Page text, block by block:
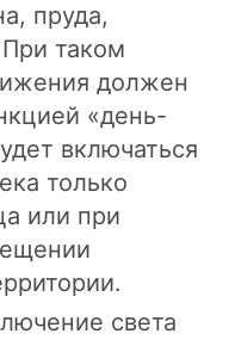
пруда,
таком
должен
«день-
включаться
только
или при
света